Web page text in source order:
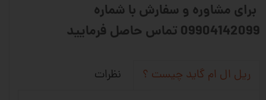
برای مشاوره و سفارش با شماره
09904142099 تماس حاصل فرمایید
ریل ال ام گاید چیست ؟ نظرات